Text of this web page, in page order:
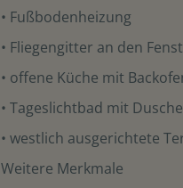
• Fußbodenheizung
• Fliegengitter an den
• offene Küche mit
• Tageslichtbad mit
• westlich ausgerichtete
Weitere Merkmale